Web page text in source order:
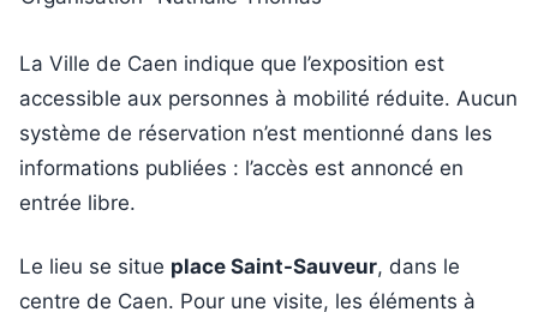
La Ville de Caen indique que l’exposition est
accessible aux personnes à mobilité réduite. Aucun
système de réservation n’est mentionné dans les
informations publiées : l’accès est annoncé en
entrée libre.
Le lieu se situe place Saint-Sauveur, dans le
centre de Caen. Pour une visite, les éléments à